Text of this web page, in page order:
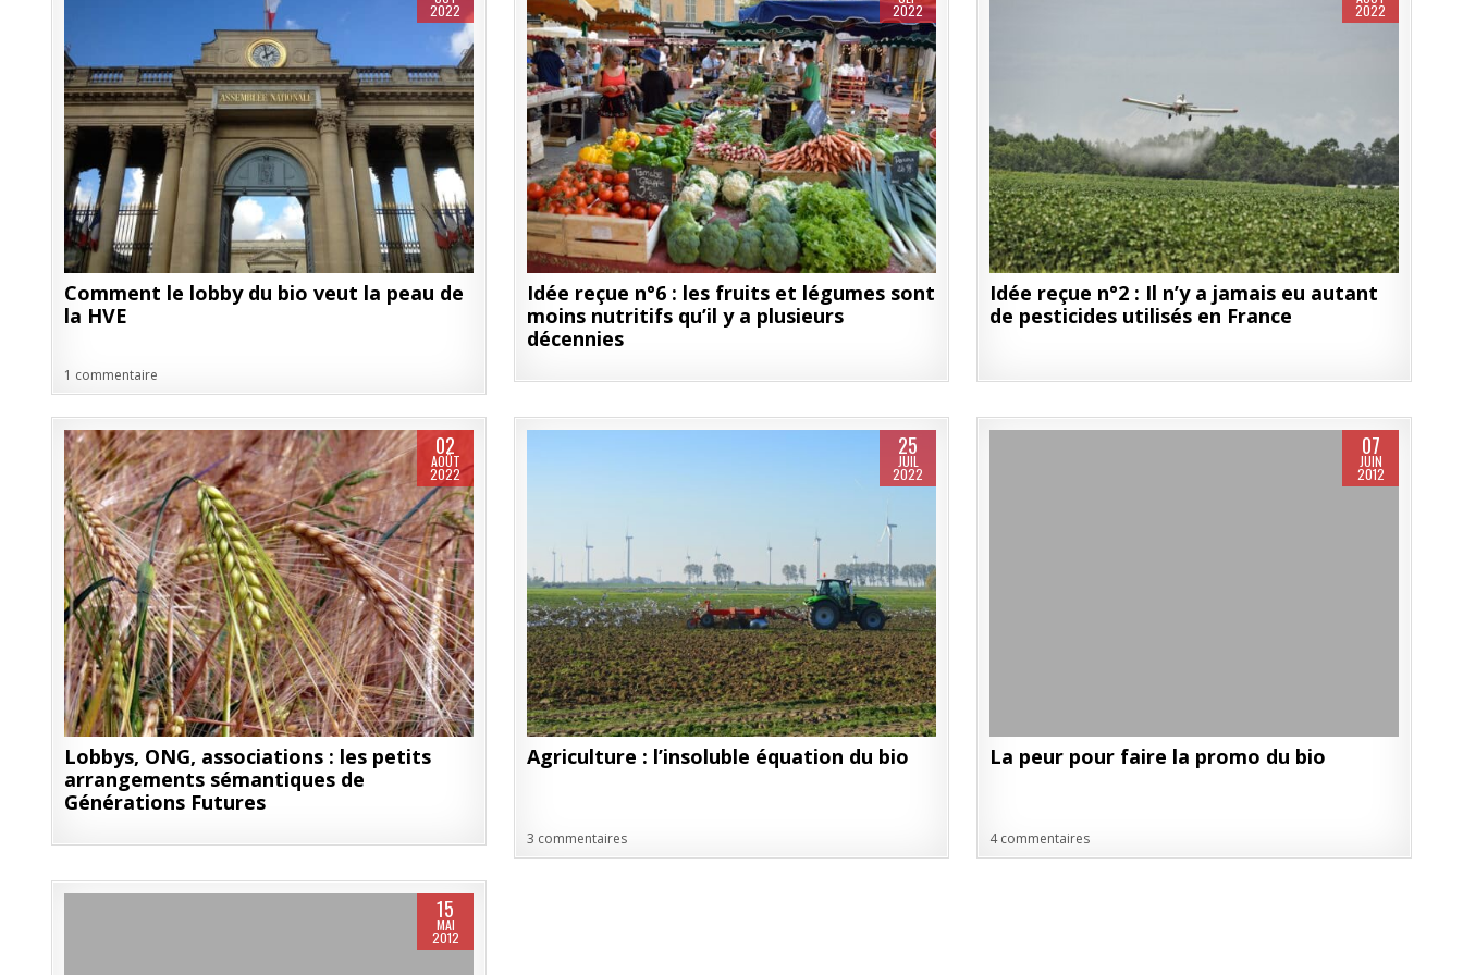
2022
Comment le lobby du bio veut la peau de
la HVE
1 commentaire
2022
Idée reçue n°6 : les fruits et légumes sont
moins nutritifs qu’il y a plusieurs
décennies
2022
Idée reçue n°2 : Il n’y a jamais eu autant
de pesticides utilisés en France
02
AOÛT
2022
Lobbys, ONG, associations : les petits
arrangements sémantiques de
Générations Futures
25
JUIL
2022
Agriculture : l’insoluble équation du bio
3 commentaires
07
JUIN
2012
La peur pour faire la promo du bio
4 commentaires
15
MAI
2012